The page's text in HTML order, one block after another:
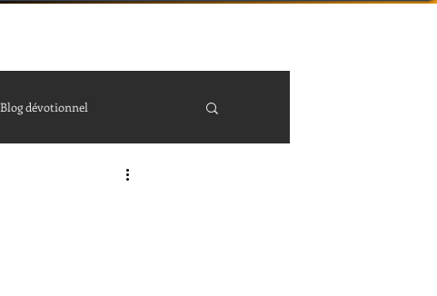
Blog dévotionnel